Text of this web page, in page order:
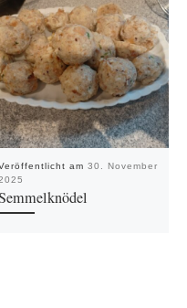
am 30. November